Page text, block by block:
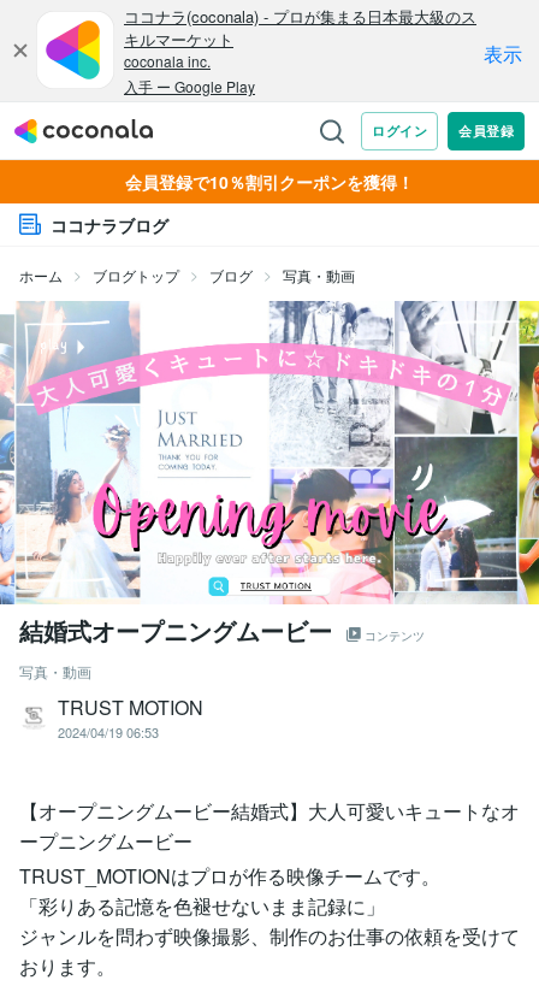
会員登録で10％割引クーポンを獲得！
ココナラブログ
ホーム ブログトップ ブログ 写真・動画
結婚式オープニングムービー コンテンツ
写真・動画
TRUST MOTION
2024/04/19 06:53
【オープニングムービー結婚式】大人可愛いキュートなオ
ープニングムービー
TRUST_MOTIONはプロが作る映像チームです。
「彩りある記憶を色褪せないまま記録に」
ジャンルを問わず映像撮影、制作のお仕事の依頼を受けて
おります。